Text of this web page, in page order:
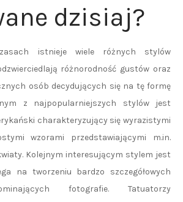
dzisiaj?
istnieje wiele różnych stylów
różnorodność gustów oraz
osób decydujących się na tę formę
z najpopularniejszych stylów jest
charakteryzujący się wyrazistymi
wzorami przedstawiającymi m.in.
Kolejnym interesującym stylem jest
na tworzeniu bardzo szczegółowych
fotografie. Tatuatorzy